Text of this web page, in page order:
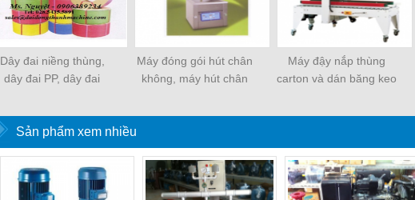
Dây đai niềng thùng,
dây đai PP, dây đai
Máy đóng gói hút chân
không, máy hút chân
Máy đậy nắp thùng
carton và dán băng keo
Sản phẩm xem nhiều